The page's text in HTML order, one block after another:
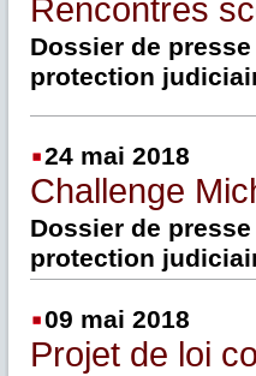
Rencontres
Dossier de
protection
24 mai 2018
Challenge
Dossier de
protection
09 mai 2018
Projet de loi